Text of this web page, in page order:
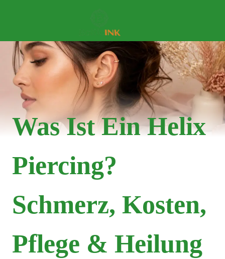
Was Ist Ein Helix
Piercing?
Schmerz, Kosten,
Pflege & Heilung